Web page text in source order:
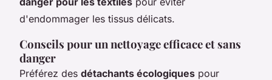
d'endommager les tissus délicats.
Conseils pour un nettoyage efficace et sans
danger
Préférez des détachants écologiques pour